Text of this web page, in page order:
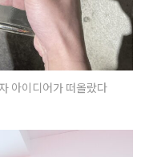
아이디어가 떠올랐다